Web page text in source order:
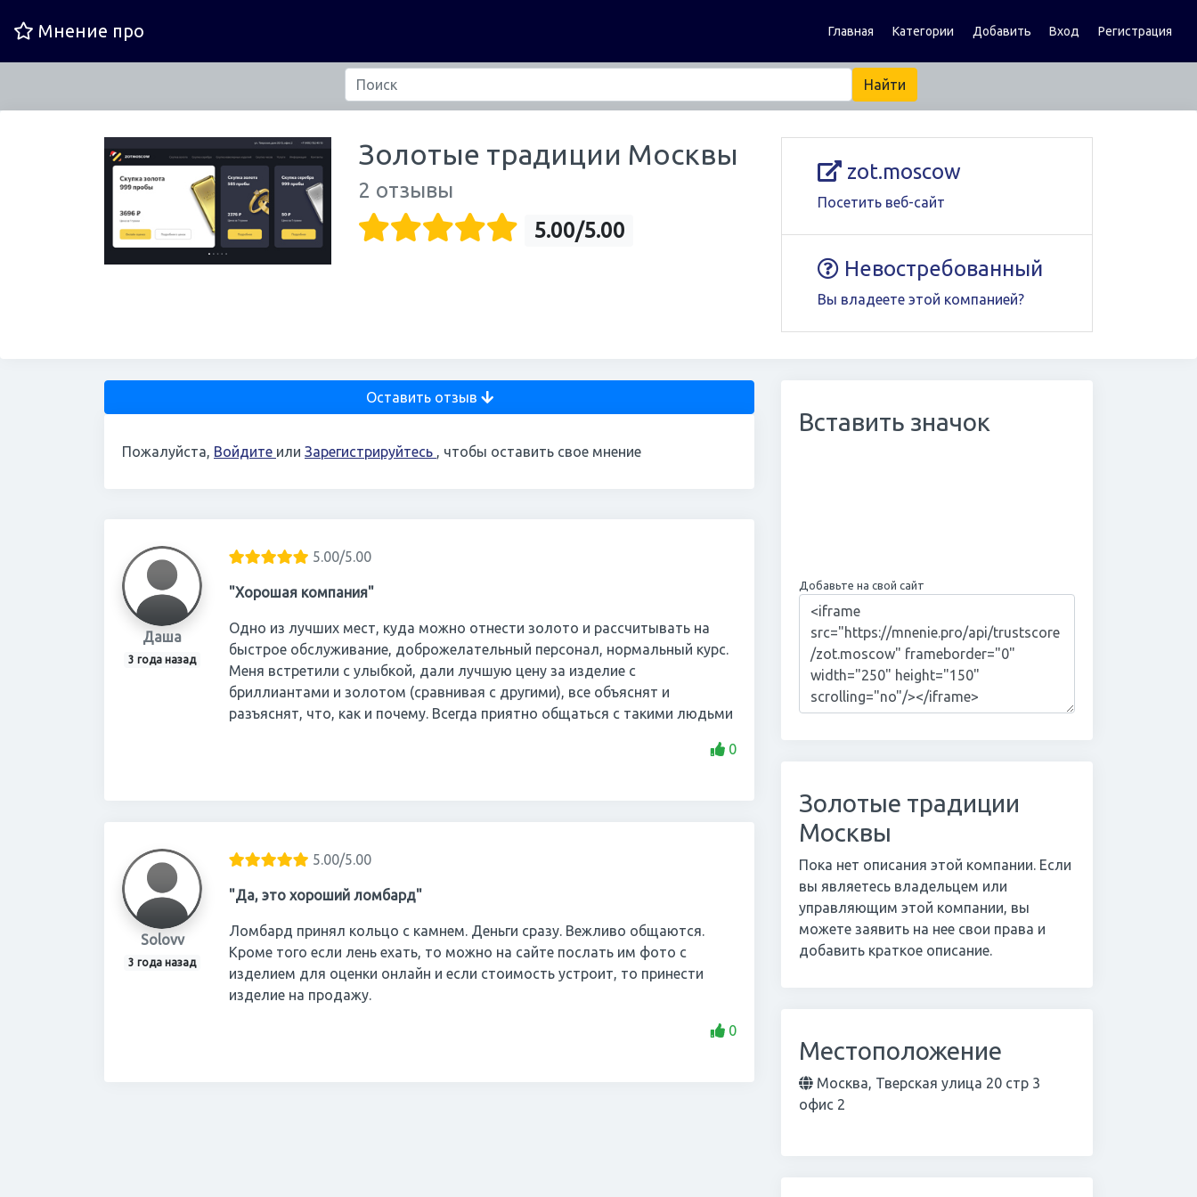
Мнение про Главная Категории Добавить Вход Регистрация
Золотые традиции Москвы
2 отзывы
5.00/5.00
zot.moscow
Посетить веб-сайт
Невостребованный
Вы владеете этой компанией?
Оставить отзыв
Пожалуйста, Войдите или Зарегистрируйтесь , чтобы оставить свое мнение
Даша
3 года назад
5.00/5.00
"Хорошая компания"
Одно из лучших мест, куда можно отнести золото и рассчитывать на
быстрое обслуживание, доброжелательный персонал, нормальный курс.
Меня встретили с улыбкой, дали лучшую цену за изделие с
бриллиантами и золотом (сравнивая с другими), все объяснят и
разъяснят, что, как и почему. Всегда приятно общаться с такими людьми
0
Solovv
3 года назад
5.00/5.00
"Да, это хороший ломбард"
Ломбард принял кольцо с камнем. Деньги сразу. Вежливо общаются.
Кроме того если лень ехать, то можно на сайте послать им фото с
изделием для оценки онлайн и если стоимость устроит, то принести
изделие на продажу.
0
Вставить значок
Добавьте на свой сайт
Золотые традиции
Москвы
Пока нет описания этой компании. Если
вы являетесь владельцем или
управляющим этой компании, вы
можете заявить на нее свои права и
добавить краткое описание.
Местоположение
Москва, Тверская улица 20 стр 3
офис 2